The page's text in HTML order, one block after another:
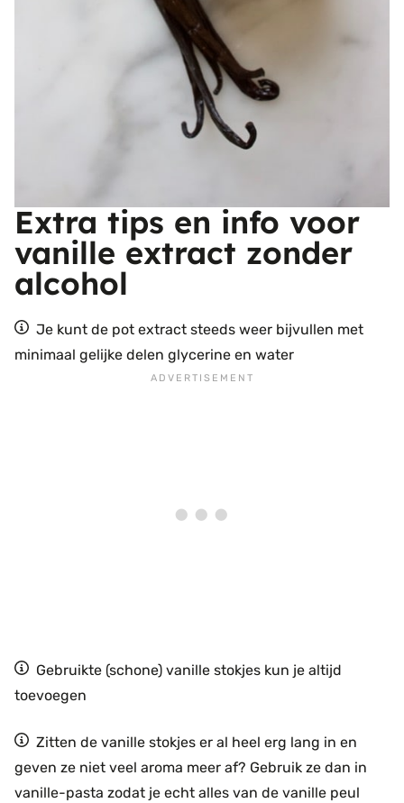
Extra tips en info voor
vanille extract zonder
alcohol
Je kunt de pot extract steeds weer bijvullen met
minimaal gelijke delen glycerine en water
Gebruikte (schone) vanille stokjes kun je altijd
toevoegen
Zitten de vanille stokjes er al heel erg lang in en
geven ze niet veel aroma meer af? Gebruik ze dan in
vanille-pasta zodat je echt alles van de vanille peul